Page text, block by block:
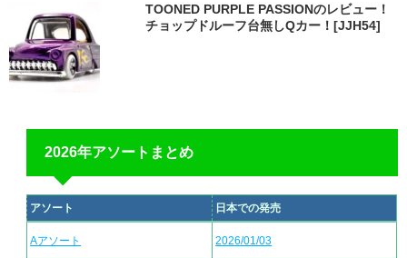
TOONED PURPLE PASSIONのレビュー！
チョップドルーフ台無しQカー！[JJH54]
2026年アソートまとめ
アソート 日本での発売
Aアソート 2026/01/03